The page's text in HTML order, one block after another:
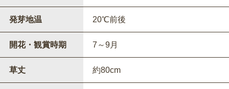
発芽地温 20℃前後
開花・観賞時期 7～9月
草丈 約80cm